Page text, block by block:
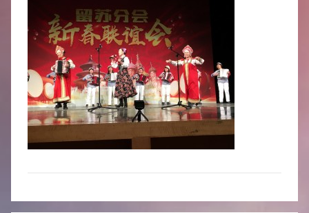
文
化
中
心